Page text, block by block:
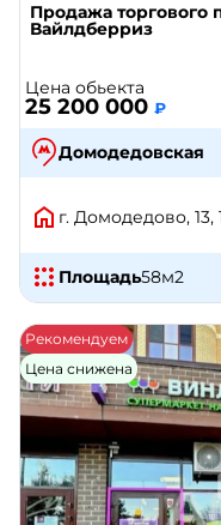
Продажа торгового
Вайлдберриз
Цена обьекта
25 200 000 ₽
Домодедовская
г. Домодедово, 13,
Площадь58м2
Рекомендуем
Цена снижена